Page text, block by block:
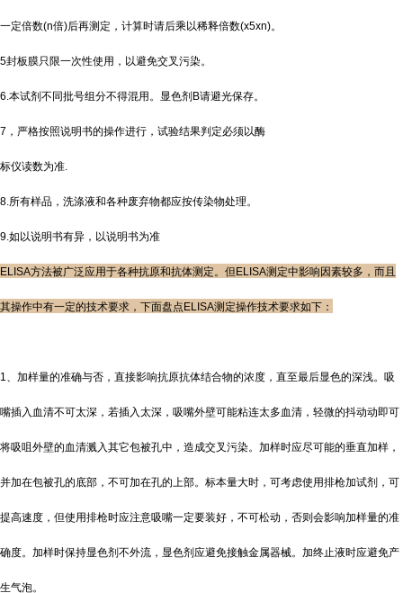
一定倍数(n倍)后再测定，计算时请后乘以稀释倍数(x5xn)。
5封板膜只限一次性使用，以避免交叉污染。
6.本试剂不同批号组分不得混用。显色剂B请避光保存。
7，严格按照说明书的操作进行，试验结果判定必须以酶
标仪读数为准.
8.所有样品，洗涤液和各种废弃物都应按传染物处理。
9.如以说明书有异，以说明书为准
ELISA方法被广泛应用于各种抗原和抗体测定。但ELISA测定中影响因素较多，而且
其操作中有一定的技术要求，下面盘点ELISA测定操作技术要求如下：
1、加样量的准确与否，直接影响抗原抗体结合物的浓度，直至最后显色的深浅。吸
嘴插入血清不可太深，若插入太深，吸嘴外壁可能粘连太多血清，轻微的抖动动即可
将吸咀外壁的血清溅入其它包被孔中，造成交叉污染。加样时应尽可能的垂直加样，
并加在包被孔的底部，不可加在孔的上部。标本量大时，可考虑使用排枪加试剂，可
提高速度，但使用排枪时应注意吸嘴一定要装好，不可松动，否则会影响加样量的准
确度。加样时保持显色剂不外流，显色剂应避免接触金属器械。加终止液时应避免产
生气泡。